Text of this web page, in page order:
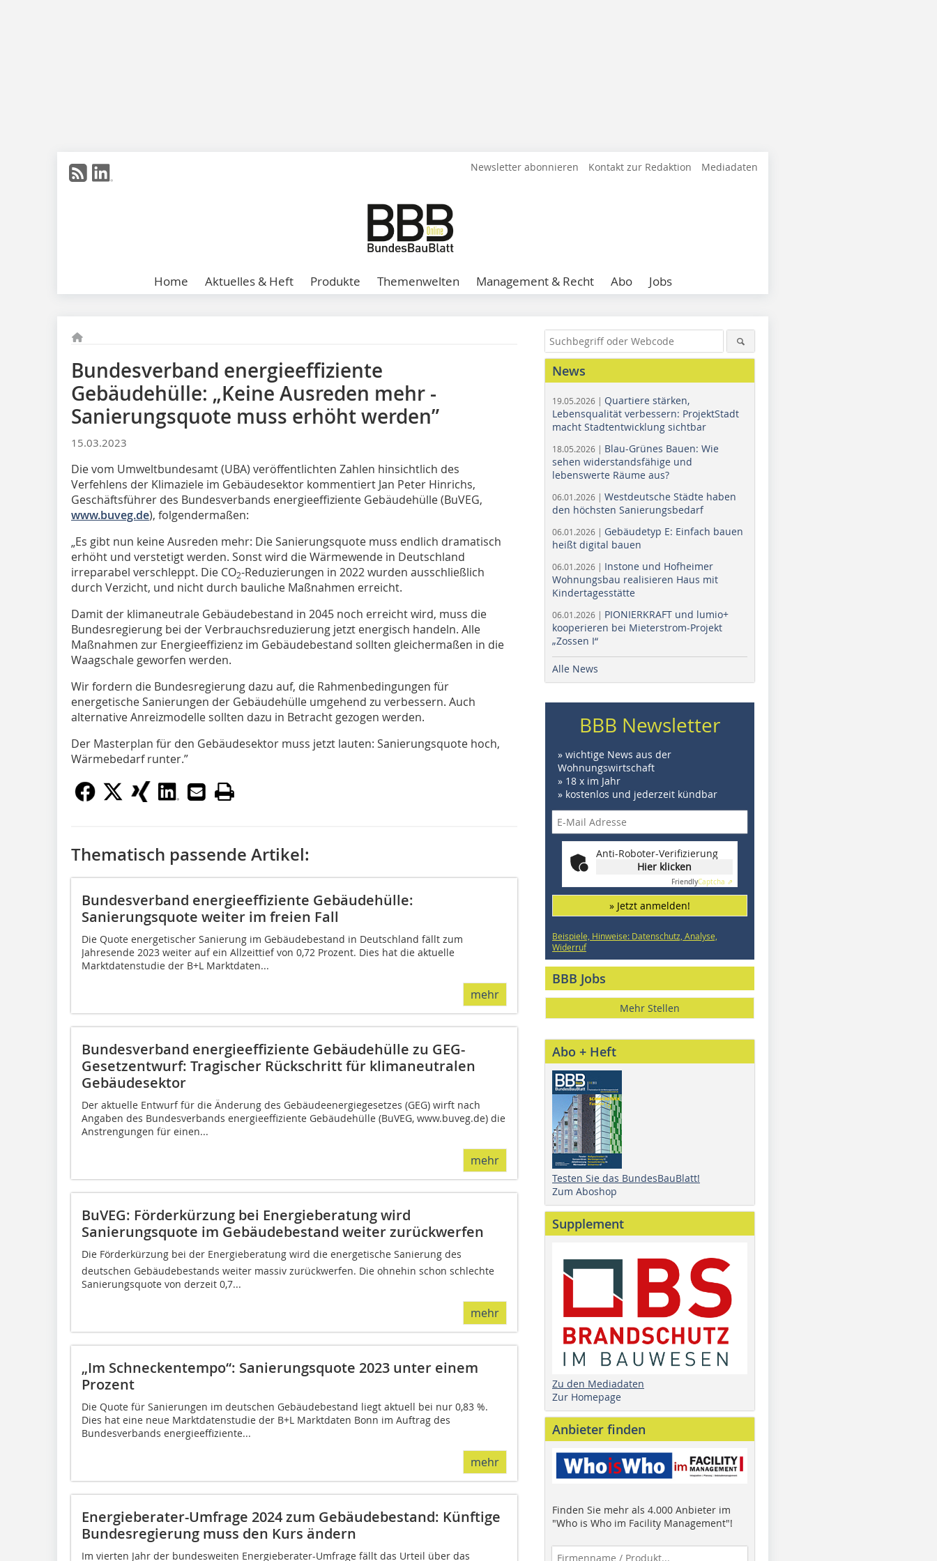
Newsletter abonnieren Kontakt zur Redaktion Mediadaten
Home Aktuelles & Heft Produkte Themenwelten Management & Recht Abo Jobs
Bundesverband energieeffiziente
Gebäudehülle: „Keine Ausreden mehr -
Sanierungsquote muss erhöht werden”
15.03.2023
Die vom Umweltbundesamt (UBA) veröffentlichten Zahlen hinsichtlich des
Verfehlens der Klimaziele im Gebäudesektor kommentiert Jan Peter Hinrichs,
Geschäftsführer des Bundesverbands energieeffiziente Gebäudehülle (BuVEG,
www.buveg.de), folgendermaßen:
„Es gibt nun keine Ausreden mehr: Die Sanierungsquote muss endlich dramatisch
erhöht und verstetigt werden. Sonst wird die Wärmewende in Deutschland
irreparabel verschleppt. Die CO2-Reduzierungen in 2022 wurden ausschließlich
durch Verzicht, und nicht durch bauliche Maßnahmen erreicht.
Damit der klimaneutrale Gebäudebestand in 2045 noch erreicht wird, muss die
Bundesregierung bei der Verbrauchsreduzierung jetzt energisch handeln. Alle
Maßnahmen zur Energieeffizienz im Gebäudebestand sollten gleichermaßen in die
Waagschale geworfen werden.
Wir fordern die Bundesregierung dazu auf, die Rahmenbedingungen für
energetische Sanierungen der Gebäudehülle umgehend zu verbessern. Auch
alternative Anreizmodelle sollten dazu in Betracht gezogen werden.
Der Masterplan für den Gebäudesektor muss jetzt lauten: Sanierungsquote hoch,
Wärmebedarf runter.”
Thematisch passende Artikel:
Bundesverband energieeffiziente Gebäudehülle:
Sanierungsquote weiter im freien Fall
Die Quote energetischer Sanierung im Gebäudebestand in Deutschland fällt zum
Jahresende 2023 weiter auf ein Allzeittief von 0,72 Prozent. Dies hat die aktuelle
Marktdatenstudie der B+L Marktdaten...
mehr
Bundesverband energieeffiziente Gebäudehülle zu GEG-
Gesetzentwurf: Tragischer Rückschritt für klimaneutralen
Gebäudesektor
Der aktuelle Entwurf für die Änderung des Gebäudeenergiegesetzes (GEG) wirft nach
Angaben des Bundesverbands energieeffiziente Gebäudehülle (BuVEG, www.buveg.de) die
Anstrengungen für einen...
mehr
BuVEG: Förderkürzung bei Energieberatung wird
Sanierungsquote im Gebäudebestand weiter zurückwerfen
Die Förderkürzung bei der Energieberatung wird die energetische Sanierung des
deutschen Gebäudebestands weiter massiv zurückwerfen. Die ohnehin schon schlechte
Sanierungsquote von derzeit 0,7...
mehr
„Im Schneckentempo“: Sanierungsquote 2023 unter einem
Prozent
Die Quote für Sanierungen im deutschen Gebäudebestand liegt aktuell bei nur 0,83 %.
Dies hat eine neue Marktdatenstudie der B+L Marktdaten Bonn im Auftrag des
Bundesverbands energieeffiziente...
mehr
Energieberater-Umfrage 2024 zum Gebäudebestand: Künftige
Bundesregierung muss den Kurs ändern
Im vierten Jahr der bundesweiten Energieberater-Umfrage fällt das Urteil über das
News
19.05.2026 | Quartiere stärken,
Lebensqualität verbessern: ProjektStadt
macht Stadtentwicklung sichtbar
18.05.2026 | Blau-Grünes Bauen: Wie
sehen widerstandsfähige und
lebenswerte Räume aus?
06.01.2026 | Westdeutsche Städte haben
den höchsten Sanierungsbedarf
06.01.2026 | Gebäudetyp E: Einfach bauen
heißt digital bauen
06.01.2026 | Instone und Hofheimer
Wohnungsbau realisieren Haus mit
Kindertagesstätte
06.01.2026 | PIONIERKRAFT und lumio+
kooperieren bei Mieterstrom-Projekt
„Zossen I“
Alle News
BBB Newsletter
» wichtige News aus der
Wohnungswirtschaft
» 18 x im Jahr
» kostenlos und jederzeit kündbar
Anti-Roboter-Verifizierung
Hier klicken
FriendlyCaptcha ⇗
» Jetzt anmelden!
Beispiele, Hinweise: Datenschutz, Analyse,
Widerruf
BBB Jobs
Mehr Stellen
Abo + Heft
Testen Sie das BundesBauBlatt!
Zum Aboshop
Supplement
Zu den Mediadaten
Zur Homepage
Anbieter finden
Finden Sie mehr als 4.000 Anbieter im
"Who is Who im Facility Management"!